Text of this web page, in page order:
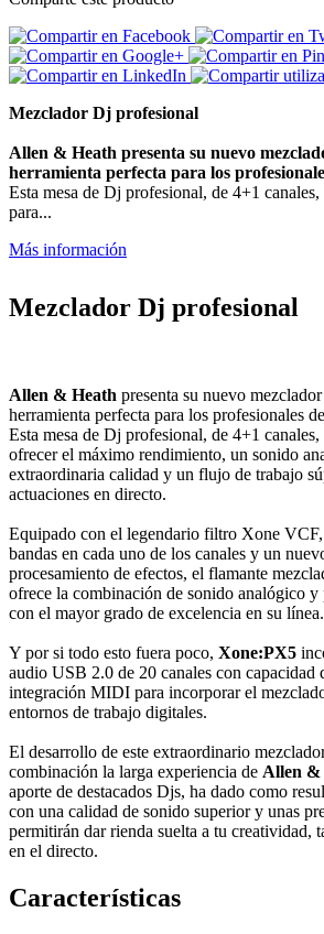
Mezclador Dj profesional
Allen & Heath presenta su nuevo
herramienta perfecta para los
Esta mesa de Dj profesional, de 4+1 canales,
para...
Más información
Mezclador Dj profesional
Allen & Heath presenta su nuevo
herramienta perfecta para los profesionales
Esta mesa de Dj profesional, de 4+1 canales,
ofrecer el máximo rendimiento, un sonido
extraordinaria calidad y un flujo de trabajo
actuaciones en directo.
Equipado con el legendario filtro Xone
bandas en cada uno de los canales y un
procesamiento de efectos, el flamante
ofrece la combinación de sonido analógico y
con el mayor grado de excelencia en su línea.
Y por si todo esto fuera poco, Xone:PX5
audio USB 2.0 de 20 canales con capacidad
integración MIDI para incorporar el
entornos de trabajo digitales.
El desarrollo de este extraordinario
combinación la larga experiencia de Allen &
aporte de destacados Djs, ha dado como
con una calidad de sonido superior y unas
permitirán dar rienda suelta a tu creatividad,
en el directo.
Características